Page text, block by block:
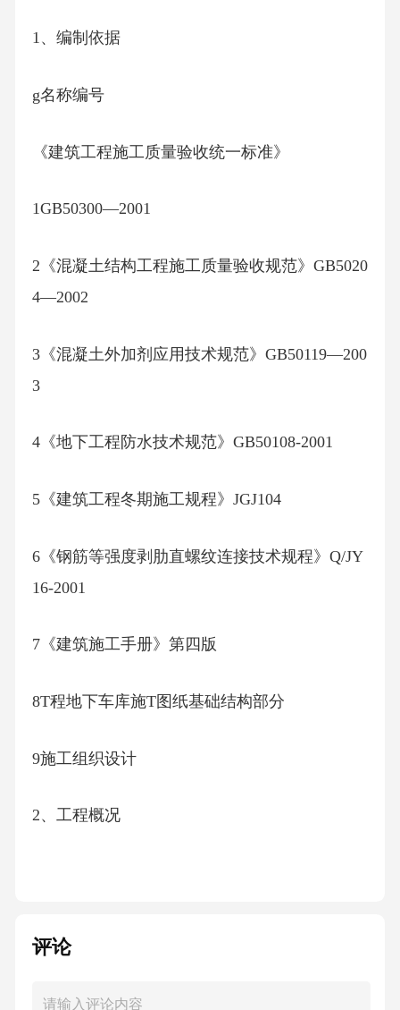
1、编制依据
g名称编号
《建筑工程施工质量验收统一标准》
1GB50300—2001
2《混凝土结构工程施工质量验收规范》GB5020
4—2002
3《混凝土外加剂应用技术规范》GB50119—200
3
4《地下工程防水技术规范》GB50108-2001
5《建筑工程冬期施工规程》JGJ104
6《钢筋等强度剥肋直螺纹连接技术规程》Q/JY
16-2001
7《建筑施工手册》第四版
8T程地下车库施T图纸基础结构部分
9施工组织设计
2、工程概况
评论